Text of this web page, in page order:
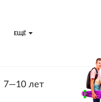
ЕЩЁ
7—10 лет